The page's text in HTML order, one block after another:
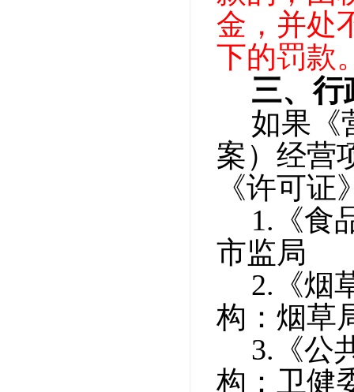
金，并处
下的罚款
三、行
如果《
案）经营
《许可
1. 《
市监局
2. 《
构：烟草
3. 《
构：卫健